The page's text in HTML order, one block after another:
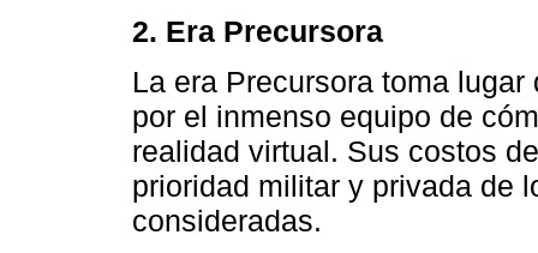
2. Era Precursora
La era Precursora toma
por el inmenso equipo de
realidad virtual. Sus costos
prioridad militar y privada de
consideradas.